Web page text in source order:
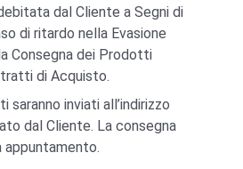
dal Cliente a Segni di
di ritardo nella Evasione
Consegna dei Prodotti
di Acquisto.
saranno inviati all’indirizzo
dal Cliente. La consegna
appuntamento.